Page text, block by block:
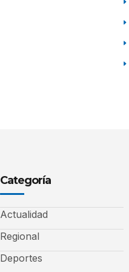
Categoría
Actualidad
Regional
Deportes